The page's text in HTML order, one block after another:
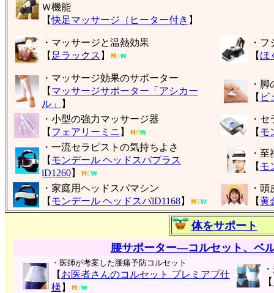
Ｗ機能
【快足マッサージ（ヒーター付き 】
・マッサージと温熱効果
【 足ラックス 】
・
【 ほ
・マッサージ効果のサポーター
【 マッサージサポーター「アシカー
ル」
】
・
【 ビ
・小型の強力マッサージ器
【 フェアリーミニ 】
・
【 モ
・一流セラピストの気持ちよさ
【 モンデール ヘッドスパプラス
iD1260】
・
【 モ
・家庭用ヘッドスパマシン
【 モンデール ヘッドスパiD1168】
・
【黄
体をサポート
腰サポーター―コルセット、ベ
・医師が考案した腰痛予防コルセット
【 お医者さんのコルセット プレミアプ仕
様 】
【